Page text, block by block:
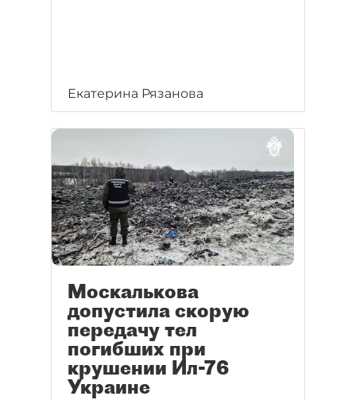
Екатерина Рязанова
Москалькова
допустила скорую
передачу тел
погибших при
крушении Ил-76
Украине